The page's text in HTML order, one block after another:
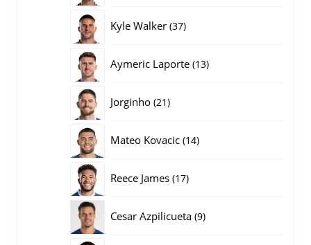
Kyle Walker 3737
Aymeric Laporte 1313
Jorginho 2121
Mateo Kovacic 1414
Reece James 1717
Cesar Azpilicueta 99